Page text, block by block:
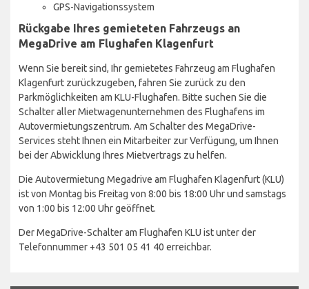
GPS-Navigationssystem
Rückgabe Ihres gemieteten Fahrzeugs an
MegaDrive am Flughafen Klagenfurt
Wenn Sie bereit sind, Ihr gemietetes Fahrzeug am Flughafen
Klagenfurt zurückzugeben, fahren Sie zurück zu den
Parkmöglichkeiten am KLU-Flughafen. Bitte suchen Sie die
Schalter aller Mietwagenunternehmen des Flughafens im
Autovermietungszentrum. Am Schalter des MegaDrive-
Services steht Ihnen ein Mitarbeiter zur Verfügung, um Ihnen
bei der Abwicklung Ihres Mietvertrags zu helfen.
Die Autovermietung Megadrive am Flughafen Klagenfurt (KLU)
ist von Montag bis Freitag von 8:00 bis 18:00 Uhr und samstags
von 1:00 bis 12:00 Uhr geöffnet.
Der MegaDrive-Schalter am Flughafen KLU ist unter der
Telefonnummer +43 501 05 41 40 erreichbar.